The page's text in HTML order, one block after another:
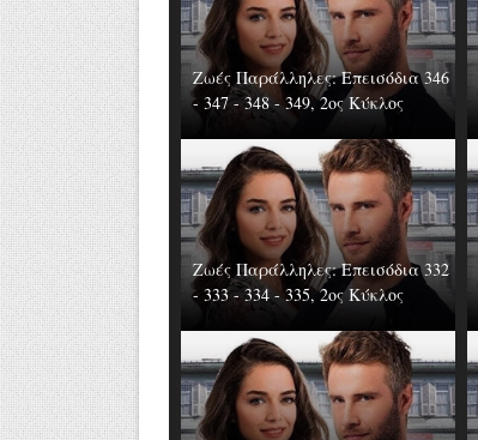
Ζωές Παράλληλες: Επεισόδια 346
- 347 - 348 - 349, 2ος Κύκλος
Ζωές Παράλληλες: Επεισόδια 332
- 333 - 334 - 335, 2ος Κύκλος